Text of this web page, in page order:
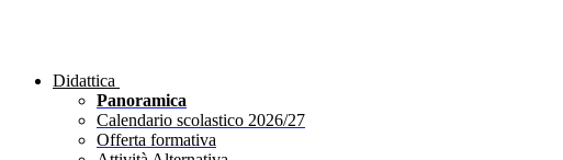
Didattica
Panoramica
Calendario scolastico 2026/27
Offerta formativa